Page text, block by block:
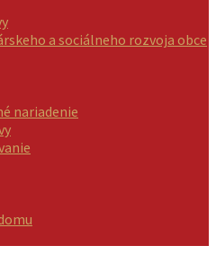
a sociálneho rozvoja obce
nariadenie